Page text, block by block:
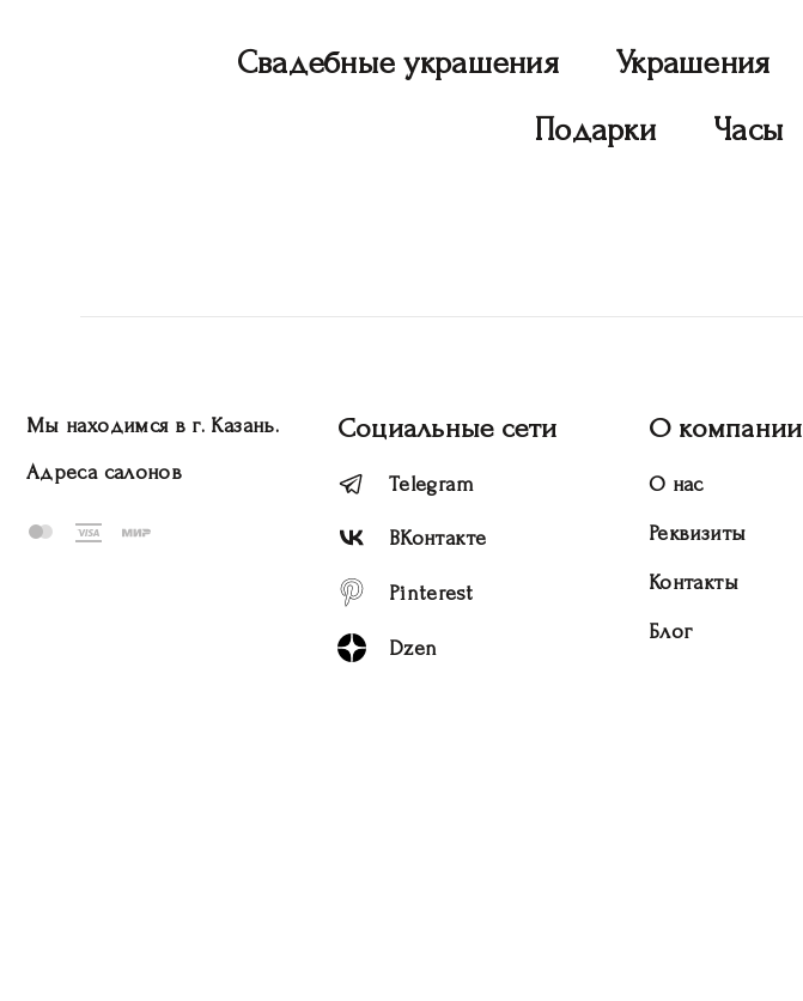
Свадебные украшения Украшения
Подарки
Часы
Мы находимся в г. Казань.
Адреса салонов
Социальные сети
Telegram
ВКонтакте
Pinterest
Dzen
О компании
О нас
Реквизиты
Контакты
Блог